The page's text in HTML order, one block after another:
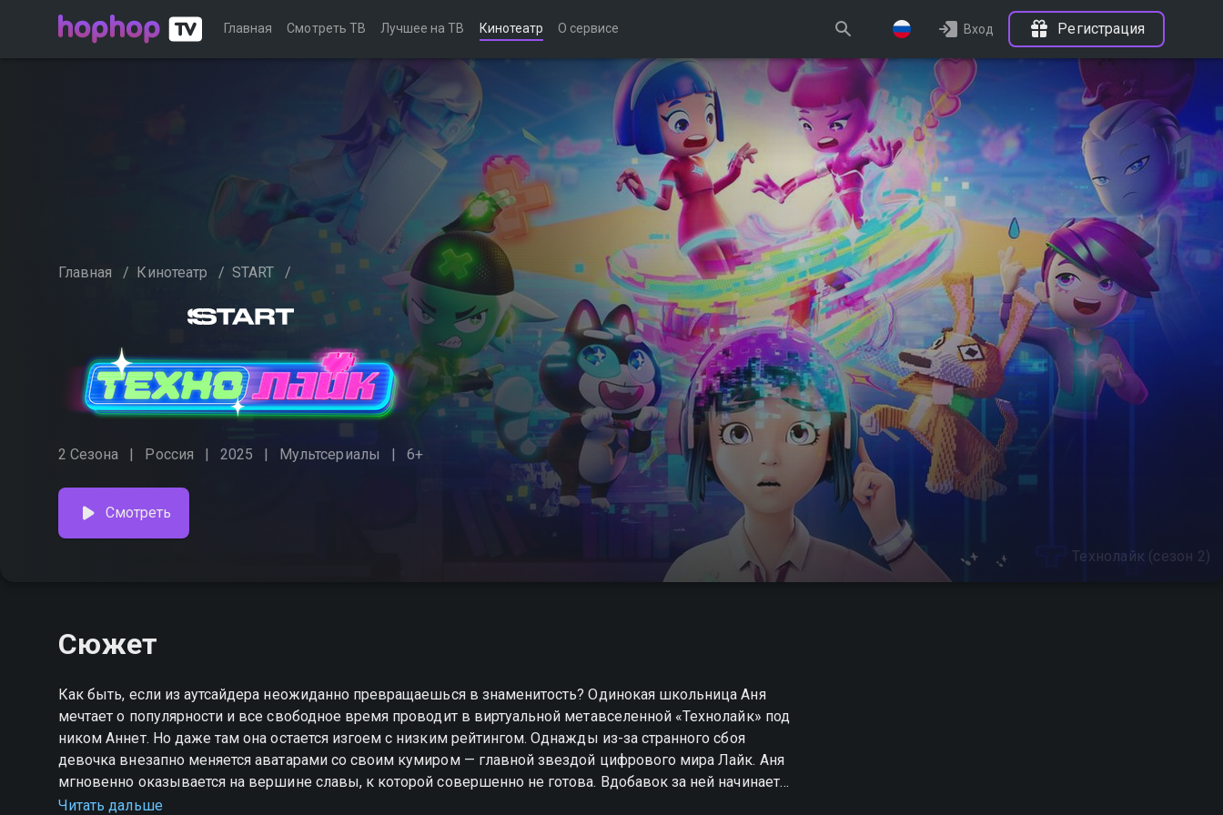
Главная Смотреть ТВ Лучшее на ТВ Кинотеатр О сервисе Вход Регистрация
Главная / Кинотеатр / START /
2 Сезона Россия 2025 Мультсериалы 6+
Технолайк (сезон 2)
Смотреть
Сюжет
Как быть, если из аутсайдера неожиданно превращаешься в знаменитость? Одинокая школьница Аня
мечтает о популярности и все свободное время проводит в виртуальной метавселенной «Технолайк» под
ником Аннет. Но даже там она остается изгоем с низким рейтингом. Однажды из-за странного сбоя
девочка внезапно меняется аватарами со своим кумиром — главной звездой цифрового мира Лайк. Аня
мгновенно оказывается на вершине славы, к которой совершенно не готова. Вдобавок за ней начинает
охоту идол порядка, угрожающий баном.
Читать дальше